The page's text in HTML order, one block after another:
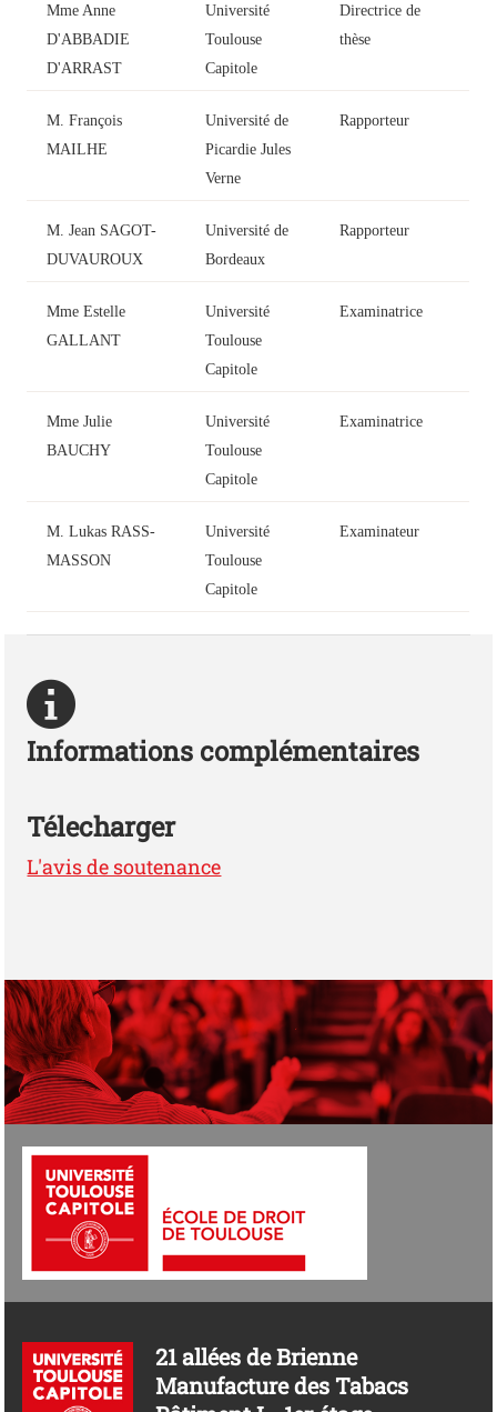
Mme Anne
D'ABBADIE
D'ARRAST
Université
Toulouse
Capitole
Directrice de
thèse
M. François
MAILHE
Université de
Picardie Jules
Verne
Rapporteur
M. Jean SAGOT-
DUVAUROUX
Université de
Bordeaux
Rapporteur
Mme Estelle
GALLANT
Université
Toulouse
Capitole
Examinatrice
Mme Julie
BAUCHY
Université
Toulouse
Capitole
Examinatrice
M. Lukas RASS-
MASSON
Université
Toulouse
Capitole
Examinateur
Informations complémentaires
Télecharger
L'avis de soutenance
21 allées de Brienne
Manufacture des Tabacs